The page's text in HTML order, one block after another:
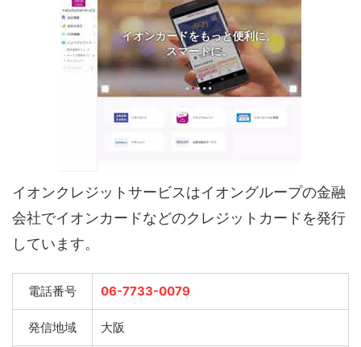
イオンクレジットサービスはイオングループの金融
会社でイオンカードなどのクレジットカードを発行
しています。
電話番号 06-7733-0079
発信地域 大阪